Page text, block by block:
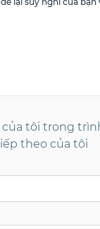
của tôi trong
theo của tôi